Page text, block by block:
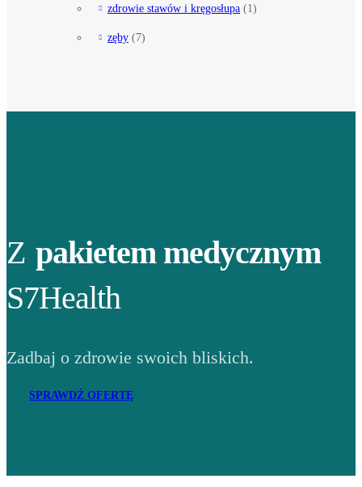
zdrowie stawów i kręgosłupa (1)
zęby (7)
Z pakietem medycznym
S7Health
Zadbaj o zdrowie swoich bliskich.
SPRAWDŹ OFERTĘ